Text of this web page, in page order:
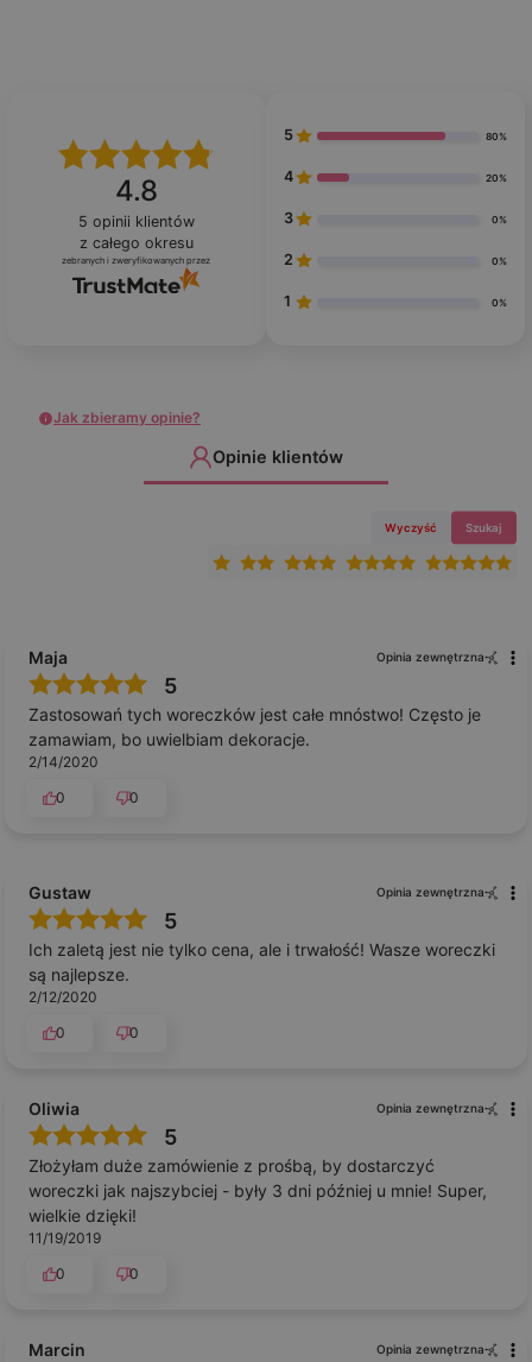
4.8
5 opinii klientów
z całego okresu
zebranych i zweryfikowanych przez
5 80%
4 20%
3 0%
2 0%
1 0%
Jak zbieramy opinie?
Opinie klientów
Wyczyść Szukaj
Maja Opinia zewnętrzna
5
Zastosowań tych woreczków jest całe mnóstwo! Często je
zamawiam, bo uwielbiam dekoracje.
2/14/2020
0
0
Gustaw Opinia zewnętrzna
5
Ich zaletą jest nie tylko cena, ale i trwałość! Wasze woreczki
są najlepsze.
2/12/2020
0
0
Oliwia Opinia zewnętrzna
5
Złożyłam duże zamówienie z prośbą, by dostarczyć
woreczki jak najszybciej - były 3 dni później u mnie! Super,
wielkie dzięki!
11/19/2019
0
0
Marcin Opinia zewnętrzna